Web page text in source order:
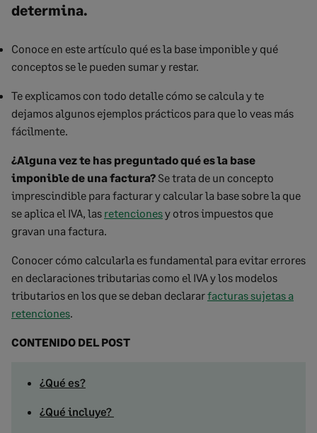
determina.
Conoce en este artículo qué es la base imponible y qué
conceptos se le pueden sumar y restar.
Te explicamos con todo detalle cómo se calcula y te
dejamos algunos ejemplos prácticos para que lo veas más
fácilmente.
¿Alguna vez te has preguntado qué es la base
imponible de una factura?Se trata de un concepto
imprescindible para facturar y calcular la base sobre la que
se aplica el IVA, las retencionesy otros impuestos que
gravan una factura.
Conocer cómo calcularla es fundamental para evitar errores
en declaraciones tributarias como el IVA y los modelos
tributarios en los que se deban declararfacturas sujetas a
retenciones.
CONTENIDO DEL POST
¿Qué es?
¿Qué incluye?